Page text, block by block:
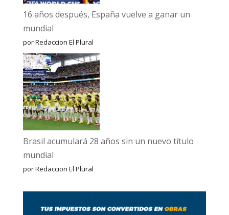
16 años después, España vuelve a ganar un
mundial
por Redaccion El Plural
Brasil acumulará 28 años sin un nuevo título
mundial
por Redaccion El Plural